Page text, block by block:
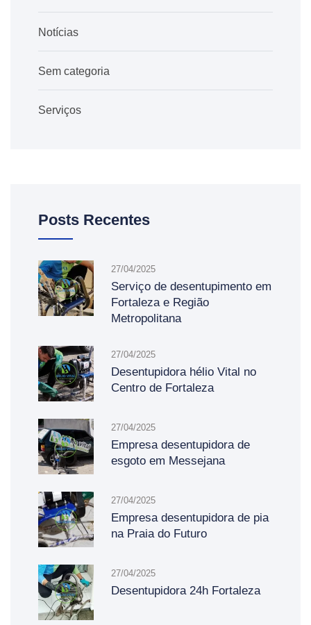
Notícias
Sem categoria
Serviços
Posts Recentes
27/04/2025
Serviço de desentupimento em
Fortaleza e Região
Metropolitana
27/04/2025
Desentupidora hélio Vital no
Centro de Fortaleza
27/04/2025
Empresa desentupidora de
esgoto em Messejana
27/04/2025
Empresa desentupidora de pia
na Praia do Futuro
27/04/2025
Desentupidora 24h Fortaleza